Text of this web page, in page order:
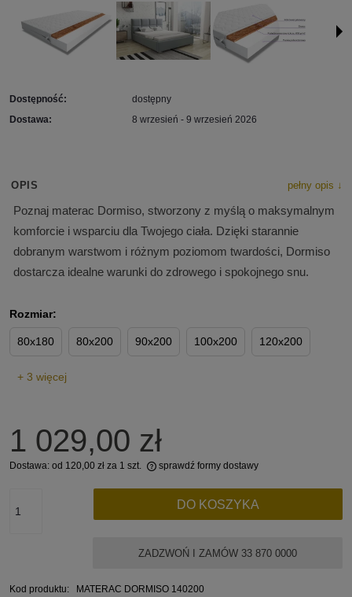
Dostępność:
dostępny
Dostawa:
8 wrzesień - 9 wrzesień 2026
OPIS pełny opis ↓
Poznaj materac Dormiso, stworzony z myślą o maksymalnym
komforcie i wsparciu dla Twojego ciała. Dzięki starannie
dobranym warstwom i różnym poziomom twardości, Dormiso
dostarcza idealne warunki do zdrowego i spokojnego snu.
Rozmiar:
80x180 80x200 90x200 100x200 120x200
+ 3 więcej
1 029,00 zł
Dostawa: od 120,00 zł za 1 szt. sprawdź formy dostawy
DO KOSZYKA
ZADZWOŃ I ZAMÓW 33 870 0000
Kod produktu:
MATERAC DORMISO 140200